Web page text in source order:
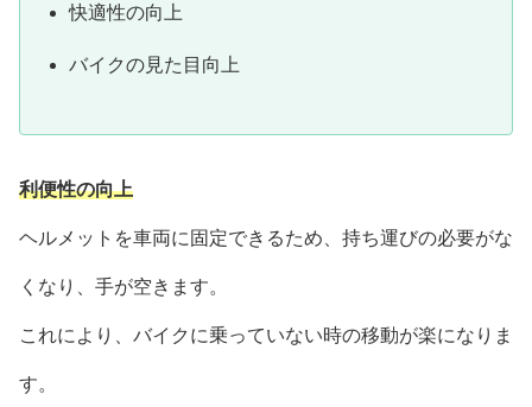
快適性の向上
バイクの見た目向上
利便性の向上
ヘルメットを車両に固定できるため、持ち運びの必要がな
くなり、手が空きます。
これにより、バイクに乗っていない時の移動が楽になりま
す。